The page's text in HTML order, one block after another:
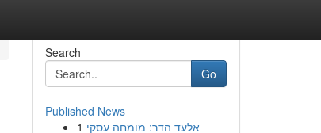
Search
Go
Published News
1 אלעד הדר: מומחה עסקי